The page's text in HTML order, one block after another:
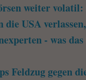
weiter
die USA
- was
Feldzug gegen